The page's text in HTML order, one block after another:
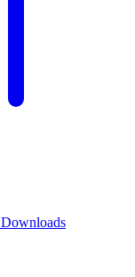
Downloads